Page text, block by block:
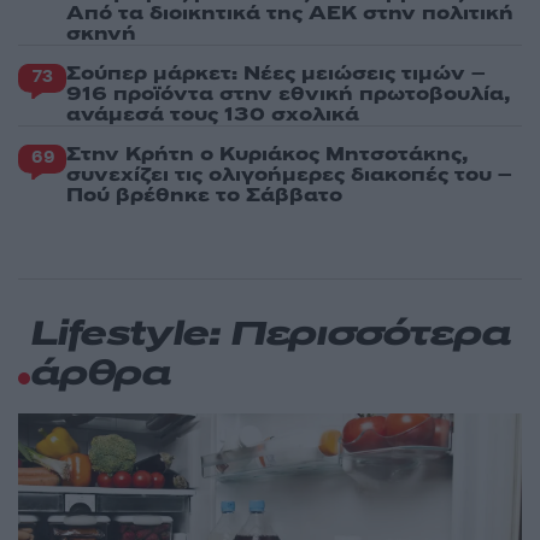
Από τα διοικητικά της ΑΕΚ στην πολιτική
σκηνή
73 Σούπερ μάρκετ: Νέες μειώσεις τιμών –
916 προϊόντα στην εθνική πρωτοβουλία,
ανάμεσά τους 130 σχολικά
69 Στην Κρήτη ο Κυριάκος Μητσοτάκης,
συνεχίζει τις ολιγοήμερες διακοπές του –
Πού βρέθηκε το Σάββατο
Lifestyle: Περισσότερα
άρθρα